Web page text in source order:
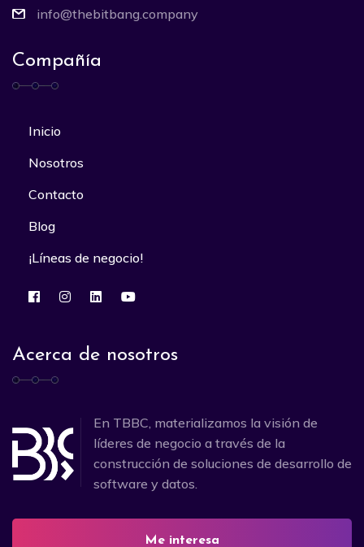
info@thebitbang.company
Compañía
Inicio
Nosotros
Contacto
Blog
¡Líneas de negocio!
Acerca de nosotros
En TBBC, materializamos la visión de
líderes de negocio a través de la
construcción de soluciones de desarrollo de
software y datos.
Me interesa